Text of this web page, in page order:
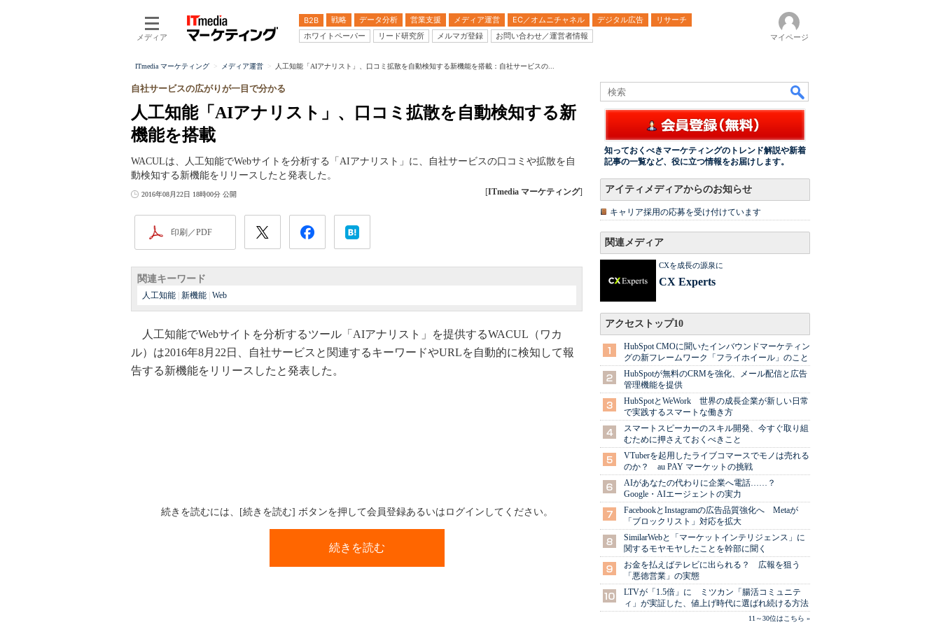
メディア
B2B 戦略 データ分析 営業支援 メディア運営 EC／オムニチャネル デジタル広告
リサーチ
ホワイトペーパー
リード研究所 メルマガ登録 お問い合わせ／運営者情報 マイページ
ITmedia マーケティング メディア運営 人工知能「AIアナリスト」、口コミ拡散を自動検知する新機能を搭載：自社サービスの...
人工知能「AIアナリスト」、口コミ拡散を自動検知する新
機能を搭載
自社サービスの広がりが一目で分かる
WACULは、人工知能でWebサイトを分析する「AIアナリスト」に、自社サービスの口コミや拡散を自
動検知する新機能をリリースしたと発表した。
2016年08月22日 18時00分 公開 [ITmedia マーケティング]
印刷／PDF
関連キーワード
人工知能 新機能 Web
人工知能でWebサイトを分析するツール「AIアナリスト」を提供するWACUL（ワカ
ル）は2016年8月22日、自社サービスと関連するキーワードやURLを自動的に検知して報
告する新機能をリリースしたと発表した。
続きを読むには、[続きを読む] ボタンを押して会員登録あるいはログインしてください。
続きを読む
知っておくべきマーケティングのトレンド解説や新着
記事の一覧など、役に立つ情報をお届けします。
アイティメディアからのお知らせ
キャリア採用の応募を受け付けています
関連メディア
CXを成長の源泉に
CX Experts
アクセストップ10
HubSpot CMOに聞いたインバウンドマーケティン
グの新フレームワーク「フライホイール」のこと
HubSpotが無料のCRMを強化、メール配信と広告
管理機能を提供
HubSpotとWeWork 世界の成長企業が新しい日常
で実践するスマートな働き方
スマートスピーカーのスキル開発、今すぐ取り組
むために押さえておくべきこと
VTuberを起用したライブコマースでモノは売れる
のか？ au PAY マーケットの挑戦
AIがあなたの代わりに企業へ電話……？
Google・AIエージェントの実力
FacebookとInstagramの広告品質強化へ Metaが
「ブロックリスト」対応を拡大
SimilarWebと「マーケットインテリジェンス」に
関するモヤモヤしたことを幹部に聞く
お金を払えばテレビに出られる？ 広報を狙う
「悪徳営業」の実態
LTVが「1.5倍」に ミツカン「腸活コミュニテ
ィ」が実証した、値上げ時代に選ばれ続ける方法
11～30位はこちら »